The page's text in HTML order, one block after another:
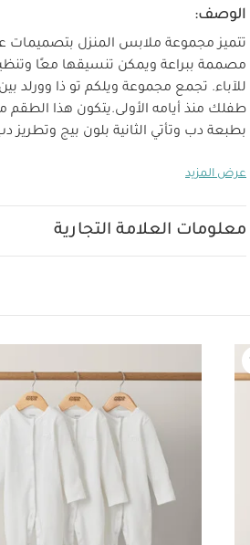
الوصف:
تتميز مجموعة ملابس المنزل بتصميمات
مصممة ببراعة ويمكن تنسيقها معًا
للآباء. تجمع مجموعة ويلكم تو ذا وورلد
طفلك منذ أيامه الأولى.يتكون هذا الطقم
بطبعة دب وتأتي الثانية بلون بيج
المنتج:
غسل في الغسالة عند درجة حرارة 40 درجة مئوية
عرض المزيد
معلومات العلامة التجارية